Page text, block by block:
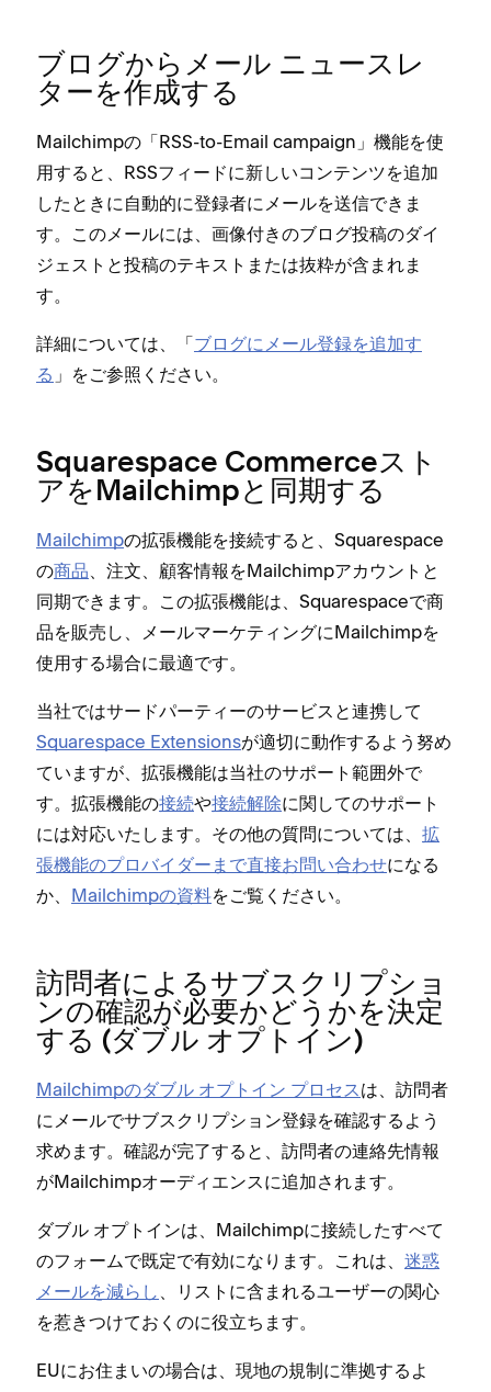
ブログからメ⁠ール ニ⁠ュ⁠ースレ
タ⁠ーを作成する
Mailchimpの「⁠RSS-to-Email campaign⁠」機能を使
用すると⁠、RSSフ⁠ィ⁠ードに新しいコンテンツを追加
したときに自動的に登録者にメ⁠ールを送信できま
す⁠。このメ⁠ールには⁠、画像付きのブログ投稿のダイ
ジ⁠ェストと投稿のテキストまたは抜粋が含まれま
す⁠。
詳細については⁠、「⁠ブログにメ⁠ール登録を追加す
る ⁠」をご参照ください⁠。
Squarespace Commerceスト
アをMailchimpと同期する
Mailchimpの拡張機能を接続すると⁠、Squarespace
の商品⁠、注文⁠、顧客情報をMailchimpアカウントと
同期できます⁠。この拡張機能は⁠、Squarespaceで商
品を販売し⁠、メ⁠ールマ⁠ーケテ⁠ィングにMailchimpを
使用する場合に最適です⁠。
当社ではサ⁠ードパ⁠ーテ⁠ィ⁠ーのサ⁠ービスと連携して
Squarespace Extensionsが適切に動作するよう努め
ていますが⁠、拡張機能は当社のサポ⁠ート範囲外で
す⁠。拡張機能の接続や接続解除に関してのサポ⁠ート
には対応いたします⁠。その他の質問については⁠、 拡
張機能のプロバイダ⁠ーまで直接お問い合わせになる
か⁠、 Mailchimpの資料をご覧ください⁠。
訪問者によるサブスクリプシ⁠ョ
ンの確認が必要かどうかを決定
する (⁠ダブル オプトイン⁠)
Mailchimpのダブル オプトイン プロセスは⁠、訪問者
にメ⁠ールでサブスクリプシ⁠ョン登録を確認するよう
求めます⁠。確認が完了すると⁠、訪問者の連絡先情報
がMailchimpオ⁠ーデ⁠ィエンスに追加されます⁠。
ダブル オプトインは⁠、Mailchimpに接続したすべて
のフ⁠ォ⁠ームで既定で有効になります⁠。これは⁠、 迷惑
メ⁠ールを減らし ⁠、リストに含まれるユ⁠ーザ⁠ーの関心
を惹きつけておくのに役立ちます⁠。
EUにお住まいの場合は⁠、現地の規制に準拠するよ